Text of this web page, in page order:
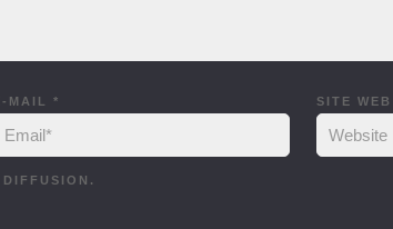
MAIL * SITE WEB